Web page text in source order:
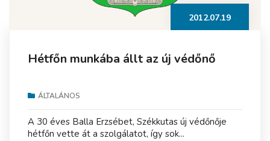
2012.07.19
Hétfőn munkába állt az új védőnő
ÁLTALÁNOS
A 30 éves Balla Erzsébet, Székkutas új védőnője
hétfőn vette át a szolgálatot, így sok...